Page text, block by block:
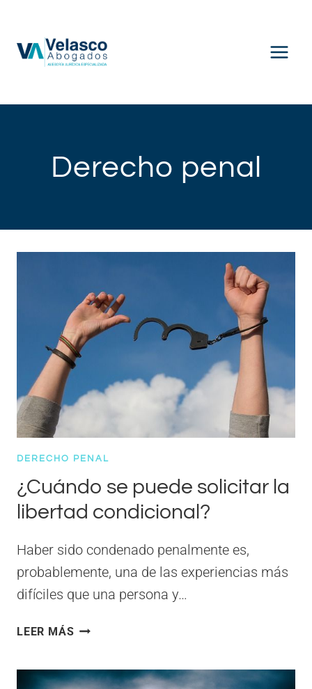
contenido
Derecho penal
DERECHO PENAL
¿Cuándo se puede solicitar la
libertad condicional?
Haber sido condenado penalmente es,
probablemente, una de las experiencias más
difíciles que una persona y…
LEER MÁS¿CUÁNDO
SOLICITAR